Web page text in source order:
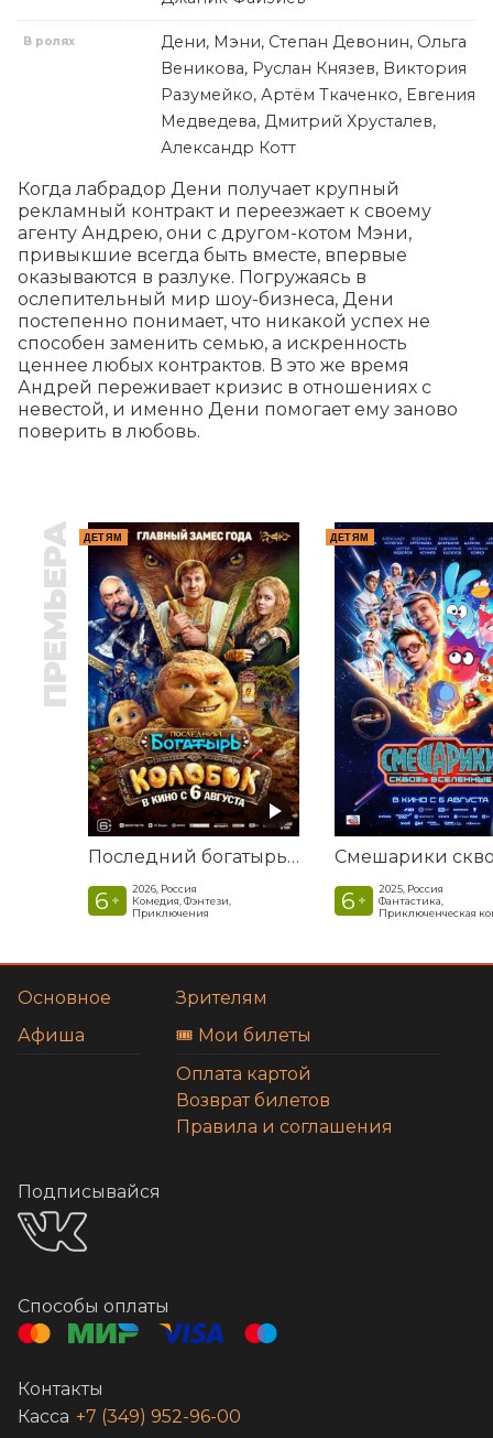
В ролях
Дени, Мэни, Степан Девонин, Ольга
Веникова, Руслан Князев, Виктория
Разумейко, Артём Ткаченко, Евгения
Медведева, Дмитрий Хрусталев,
Александр Котт
Когда лабрадор Дени получает крупный
рекламный контракт и переезжает к своему
агенту Андрею, они с другом-котом Мэни,
привыкшие всегда быть вместе, впервые
оказываются в разлуке. Погружаясь в
ослепительный мир шоу-бизнеса, Дени
постепенно понимает, что никакой успех не
способен заменить семью, а искренность
ценнее любых контрактов. В это же время
Андрей переживает кризис в отношениях с
невестой, и именно Дени помогает ему заново
поверить в любовь.
ПРЕМЬЕРА ДЕТЯМ
Последний богатырь. Колобок
6 +
2026, Россия
Комедия, Фэнтези,
Приключения
ДЕТЯМ
6 +
2025, Россия
Фантастика,
Приключенческая
Основное
Афиша
Зрителям
🎟️ Мои билеты
Оплата картой
Возврат билетов
Правила и соглашения
Подписывайся
Способы оплаты
Контакты
Касса +7 (349) 952-96-00